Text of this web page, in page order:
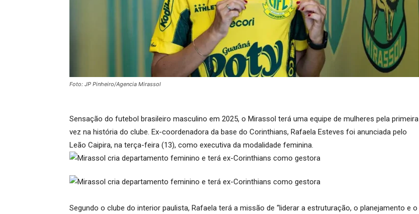
Foto: JP Pinheiro/Agencia Mirassol
Sensação do futebol brasileiro masculino em 2025, o Mirassol terá uma equipe de mulheres pela primeira
vez na história do clube. Ex-coordenadora da base do Corinthians, Rafaela Esteves foi anunciada pelo
Leão Caipira, na terça-feira (13), como executiva da modalidade feminina.
Segundo o clube do interior paulista, Rafaela terá a missão de “liderar a estruturação, o planejamento e o